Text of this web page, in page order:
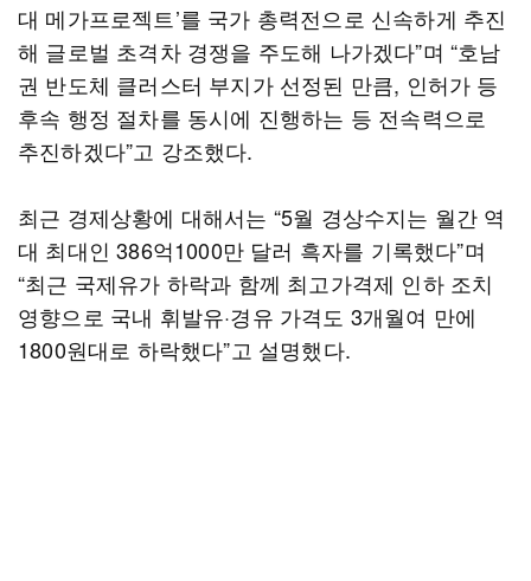
대 메가프로젝트’를 국가 총력전으로 신속하게 추진
해 글로벌 초격차 경쟁을 주도해 나가겠다”며 “호남
권 반도체 클러스터 부지가 선정된 만큼, 인허가 등
후속 행정 절차를 동시에 진행하는 등 전속력으로
추진하겠다”고 강조했다.
최근 경제상황에 대해서는 “5월 경상수지는 월간 역
대 최대인 386억1000만 달러 흑자를 기록했다”며
“최근 국제유가 하락과 함께 최고가격제 인하 조치
영향으로 국내 휘발유·경유 가격도 3개월여 만에
1800원대로 하락했다”고 설명했다.